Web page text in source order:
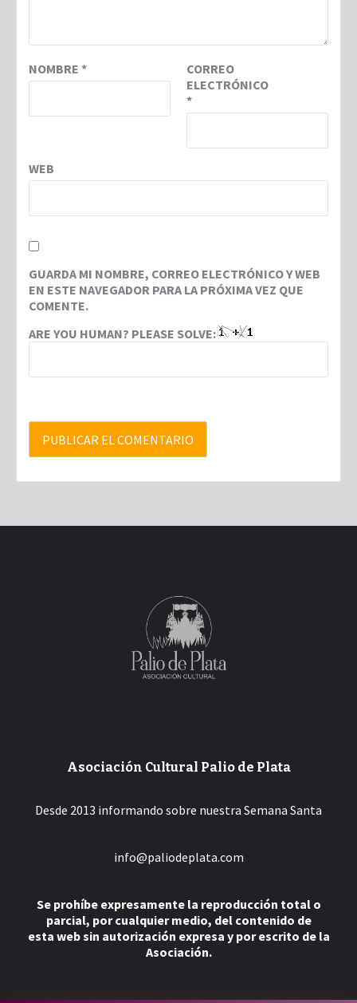
NOMBRE *
CORREO
ELECTRÓNICO
*
WEB
GUARDA MI NOMBRE, CORREO ELECTRÓNICO Y WEB
EN ESTE NAVEGADOR PARA LA PRÓXIMA VEZ QUE
COMENTE.
ARE YOU HUMAN? PLEASE SOLVE:
Asociación Cultural Palio de Plata
Desde 2013 informando sobre nuestra Semana Santa
info@paliodeplata.com
Se prohíbe expresamente la reproducción total o
parcial, por cualquier medio, del contenido de
esta web sin autorización expresa y por escrito de la
Asociación.